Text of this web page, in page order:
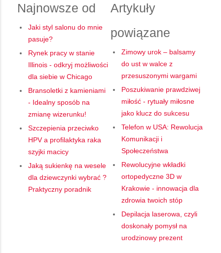
Najnowsze od
Jaki styl salonu do mnie
pasuje?
Rynek pracy w stanie
Illinois - odkryj możliwości
dla siebie w Chicago
Bransoletki z kamieniami
- Idealny sposób na
zmianę wizerunku!
Szczepienia przeciwko
HPV a profilaktyka raka
szyjki macicy
Jaką sukienkę na wesele
dla dziewczynki wybrać ?
Praktyczny poradnik
Artykuły
powiązane
Zimowy urok – balsamy
do ust w walce z
przesuszonymi wargami
Poszukiwanie prawdziwej
miłość - rytuały miłosne
jako klucz do sukcesu
Telefon w USA: Rewolucja
Komunikacji i
Społeczeństwa
Rewolucyjne wkładki
ortopedyczne 3D w
Krakowie - innowacja dla
zdrowia twoich stóp
Depilacja laserowa, czyli
doskonały pomysł na
urodzinowy prezent